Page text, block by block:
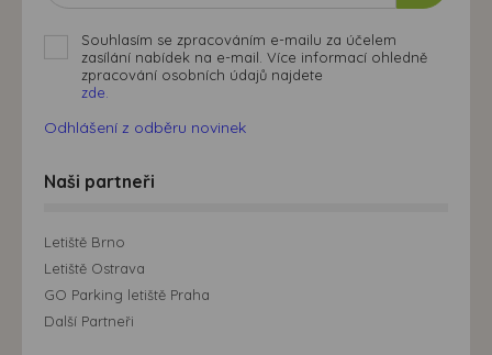
Souhlasím se zpracováním e-mailu za účelem
zasílání nabídek na e-mail. Více informací ohledně
zpracování osobních údajů najdete
zde.
Odhlášení z odběru novinek
Naši partneři
Letiště Brno
Letiště Ostrava
GO Parking letiště Praha
Další Partneři